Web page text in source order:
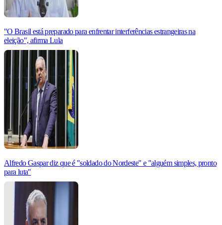
"O Brasil está preparado para enfrentar interferências estrangeiras na
eleição", afirma Lula
Alfredo Gaspar diz que é "soldado do Nordeste" e "alguém simples, pronto
para luta"